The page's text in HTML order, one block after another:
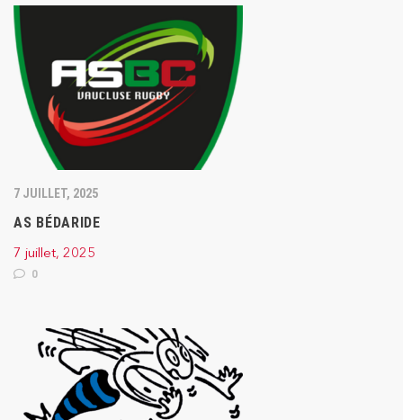
7 JUILLET, 2025
AS BÉDARIDE
7 juillet, 2025
0